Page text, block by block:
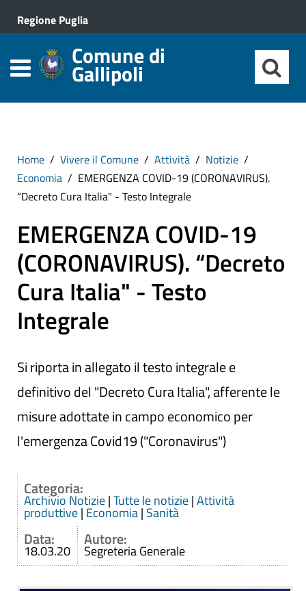
Regione Puglia
Comune di
Gallipoli
Home Vivere il Comune Attività
Notizie
Economia
EMERGENZA COVID-19 (CORONAVIRUS).
“Decreto Cura Italia" - Testo Integrale
EMERGENZA COVID-19
(CORONAVIRUS). “Decreto
Cura Italia" - Testo
Integrale
Si riporta in allegato il testo integrale e
definitivo del "Decreto Cura Italia", afferente le
misure adottate in campo economico per
l'emergenza Covid19 ("Coronavirus")
Categoria:
Archivio Notizie|Tutte le notizie|Attività
produttive| Economia| Sanità
Data:
18.03.20
Autore:
Segreteria Generale